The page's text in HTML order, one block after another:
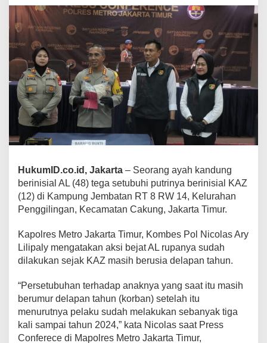
Putrinya
Berumur
8
Tahun
HukumID.co.id, Jakarta – Seorang ayah kandung
berinisial AL (48) tega setubuhi putrinya berinisial KAZ
(12) di Kampung Jembatan RT 8 RW 14, Kelurahan
Penggilingan, Kecamatan Cakung, Jakarta Timur.
Kapolres Metro Jakarta Timur, Kombes Pol Nicolas Ary
Lilipaly mengatakan aksi bejat AL rupanya sudah
dilakukan sejak KAZ masih berusia delapan tahun.
“Persetubuhan terhadap anaknya yang saat itu masih
berumur delapan tahun (korban) setelah itu
menurutnya pelaku sudah melakukan sebanyak tiga
kali sampai tahun 2024,” kata Nicolas saat Press
Conferece di Mapolres Metro Jakarta Timur,